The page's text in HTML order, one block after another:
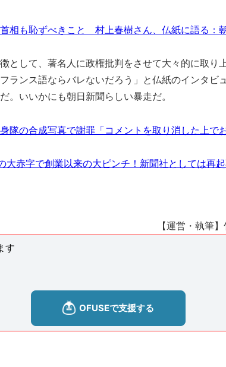
相も恥ずべきこと 村上春樹さん、仏紙に語る：
として、著名人に政権批判をさせて大々的に取り
ランス語ならバレないだろう」と仏紙のインタビ
。いいかにも朝日新聞らしい暴走だ。
隊の合成写真で謝罪「コメントを取り消した上で
大赤字で創業以来の大ピンチ！新聞社としては再起
【運営・執筆
す